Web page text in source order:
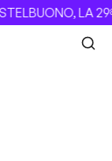
LA